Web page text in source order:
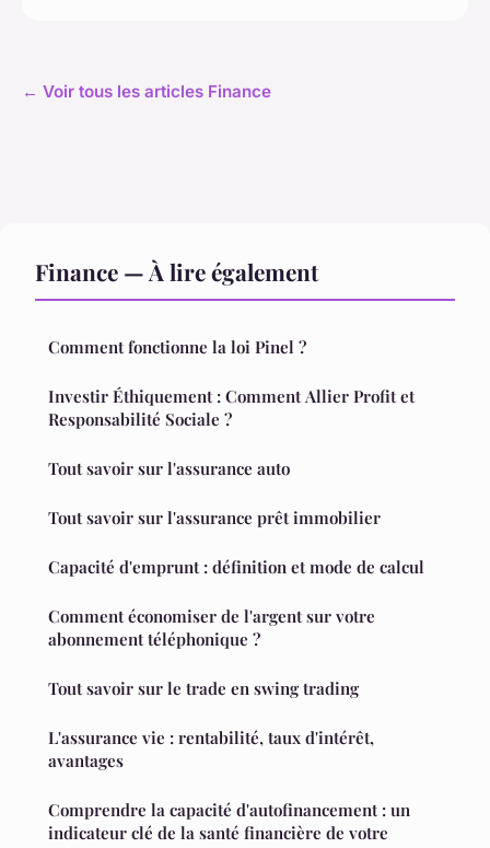
← Voir tous les articles Finance
Finance — À lire également
Comment fonctionne la loi Pinel ?
Investir Éthiquement : Comment Allier Profit et
Responsabilité Sociale ?
Tout savoir sur l'assurance auto
Tout savoir sur l'assurance prêt immobilier
Capacité d'emprunt : définition et mode de calcul
Comment économiser de l'argent sur votre
abonnement téléphonique ?
Tout savoir sur le trade en swing trading
L'assurance vie : rentabilité, taux d'intérêt,
avantages
Comprendre la capacité d'autofinancement : un
indicateur clé de la santé financière de votre